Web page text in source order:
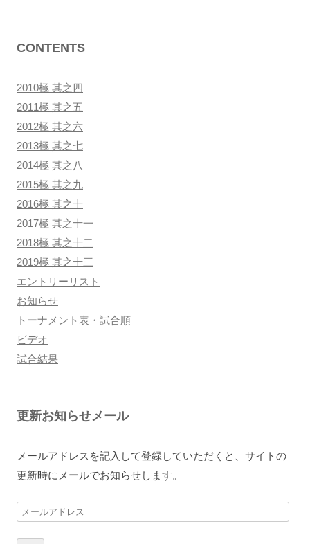
CONTENTS
2010極 其之四
2011極 其之五
2012極 其之六
2013極 其之七
2014極 其之八
2015極 其之九
2016極 其之十
2017極 其之十一
2018極 其之十二
2019極 其之十三
エントリーリスト
お知らせ
トーナメント表・試合順
ビデオ
試合結果
更新お知らせメール
メールアドレスを記入して登録していただくと、サイトの
更新時にメールでお知らせします。
メ